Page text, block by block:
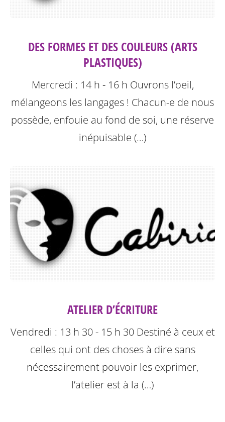
DES FORMES ET DES COULEURS (ARTS
PLASTIQUES)
Mercredi : 14 h - 16 h Ouvrons l’oeil,
mélangeons les langages ! Chacun-e de nous
possède, enfouie au fond de soi, une réserve
inépuisable (…)
ATELIER D’ÉCRITURE
Vendredi : 13 h 30 - 15 h 30 Destiné à ceux et
celles qui ont des choses à dire sans
nécessairement pouvoir les exprimer,
l’atelier est à la (…)